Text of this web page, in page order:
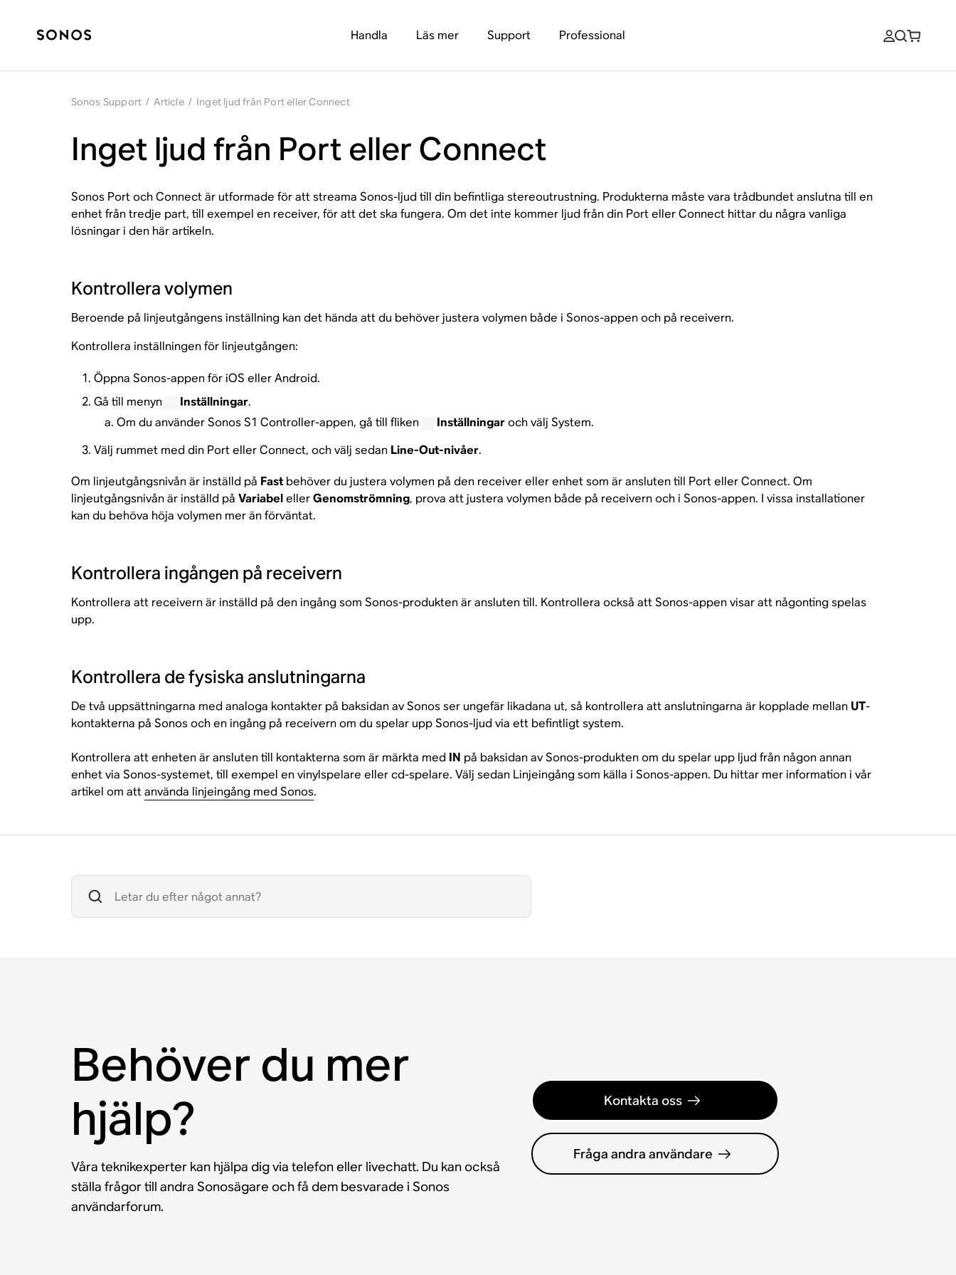
Handla Läs mer Support Professional
Sonos Support / Article / Inget ljud från Port eller Connect
Inget ljud från Port eller Connect
Sonos Port och Connect är utformade för att streama Sonos-ljud till din befintliga stereoutrustning. Produkterna måste vara trådbundet anslutna till en
enhet från tredje part, till exempel en receiver, för att det ska fungera. Om det inte kommer ljud från din Port eller Connect hittar du några vanliga
lösningar i den här artikeln.
Kontrollera volymen
Beroende på linjeutgångens inställning kan det hända att du behöver justera volymen både i Sonos-appen och på receivern.
Kontrollera inställningen för linjeutgången:
Öppna Sonos-appen för iOS eller Android.
Gå till menyn
Inställningar.
Om du använder Sonos S1 Controller-appen, gå till fliken
Inställningaroch välj System.
Välj rummet med din Port eller Connect, och välj sedan Line-Out-nivåer.
Om linjeutgångsnivån är inställd på Fastbehöver du justera volymen på den receiver eller enhet som är ansluten till Port eller Connect. Om
linjeutgångsnivån är inställd på VariabelellerGenomströmning, prova att justera volymen både på receivern och i Sonos-appen. I vissa installationer
kan du behöva höja volymen mer än förväntat.
Kontrollera ingången på receivern
Kontrollera att receivern är inställd på den ingång som Sonos-produkten är ansluten till. Kontrollera också att Sonos-appen visar att någonting spelas
upp.
Kontrollera de fysiska anslutningarna
De två uppsättningarna med analoga kontakter på baksidan av Sonos ser ungefär likadana ut, så kontrollera att anslutningarna är kopplade mellan UT-
kontakterna på Sonos och en ingång på receivern om du spelar upp Sonos-ljud via ett befintligt system.
Kontrollera att enheten är ansluten till kontakterna som är märkta med IN på baksidan av Sonos-produkten om du spelar upp ljud från någon annan
enhet via Sonos-systemet, till exempel en vinylspelare eller cd-spelare. Välj sedan Linjeingång som källa i Sonos-appen. Du hittar mer information i vår
artikel om attanvända linjeingång med Sonos.
Behöver du mer
hjälp?
Våra teknikexperter kan hjälpa dig via telefon eller livechatt. Du kan också
ställa frågor till andra Sonosägare och få dem besvarade i Sonos
användarforum.
Kontakta oss
Fråga andra användare